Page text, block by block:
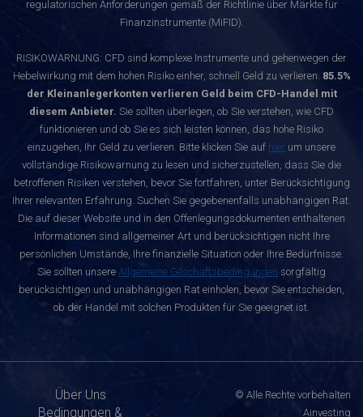
regulatorischen Anforderungen gemäß der Richtlinie über Märkte für
Finanzinstrumente (MiFID).
RISIKOWARNUNG: CFD sind komplexe Instrumente und gehenwegen der
Hebelwirkung mit dem hohen Risiko einher, schnell Geld zu verlieren. 85.5%
der Kleinanlegerkonten verlieren Geld beim CFD-Handel mit
diesem Anbieter. Sie sollten überlegen, ob Sie verstehen, wie CFD
funktionieren und ob Sie es sich leisten können, das hohe Risiko
einzugehen, Ihr Geld zu verlieren. Bitte klicken Sie auf hier um unsere
vollständige Risikowarnung zu lesen und sicherzustellen, dass Sie die
betroffenen Risiken verstehen, bevor Sie fortfahren, unter Berücksichtigung
Ihrer relevanten Erfahrung. Suchen Sie gegebenenfalls unabhängigen Rat.
Die auf dieser Website und in den Offenlegungsdokumenten enthaltenen
Informationen sind allgemeiner Art und berücksichtigen nicht Ihre
persönlichen Umstände, Ihre finanzielle Situation oder Ihre Bedürfnisse.
Sie sollten unsere Allgemeine Geschäftsbedingungen sorgfältig
berücksichtigen und unabhängigen Rat einholen, bevor Sie entscheiden,
ob der Handel mit solchen Produkten für Sie geeignet ist.
Über Uns
Bedingungen &
© Alle Rechte vorbehalten
Ainvesting